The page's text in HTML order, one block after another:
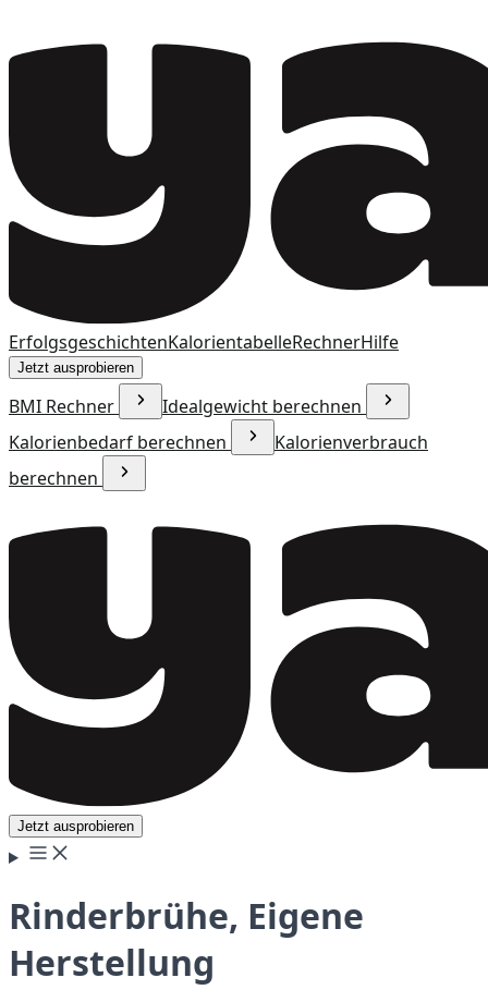
ErfolgsgeschichtenKalorientabelleRechnerHilfe
Jetzt ausprobieren
BMI Rechner
Idealgewicht berechnen
Kalorienbedarf berechnen
Kalorienverbrauch
berechnen
Jetzt ausprobieren
Rinderbrühe, Eigene
Herstellung